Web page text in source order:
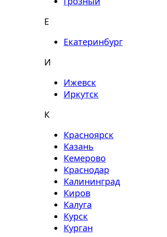
Е
Екатеринбург
И
Ижевск
Иркутск
К
Красноярск
Казань
Кемерово
Краснодар
Калининград
Киров
Калуга
Курск
Курган